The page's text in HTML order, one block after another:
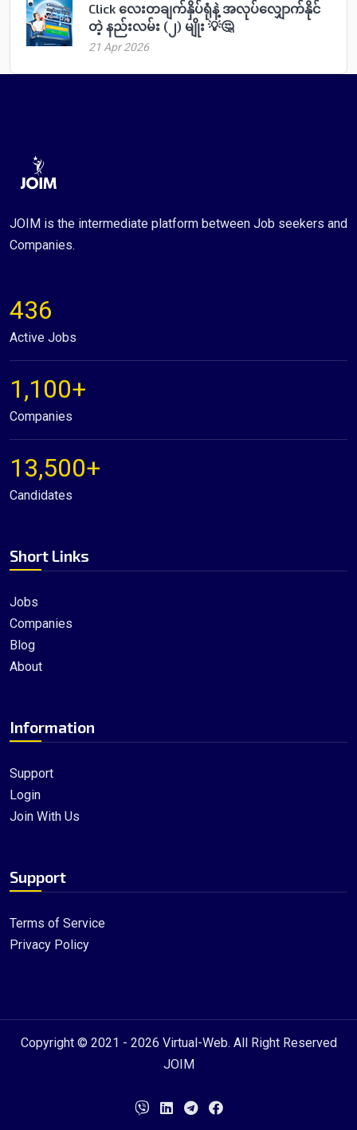
Click လေးတချက်နှိပ်ရုံနဲ့ အလုပ်လျှောက်နိုင်
တဲ့ နည်းလမ်း (၂) မျိုး 💡🤔
21 Apr 2026
JOIM is the intermediate platform between Job seekers and
Companies.
Short Links
Jobs
Companies
Blog
About
Information
Support
Login
Join With Us
Support
Terms of Service
Privacy Policy
436
Active Jobs
1,100+
Companies
13,500+
Candidates
Copyright © 2021 - 2026 Virtual-Web. All Right Reserved
JOIM